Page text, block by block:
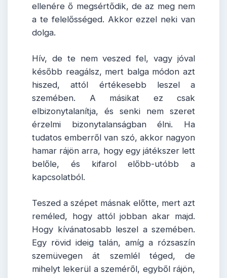
ellenére ő megsértődik, de az meg nem
a te felelősséged. Akkor ezzel neki van
dolga.
Hív, de te nem veszed fel, vagy jóval
később reagálsz, mert balga módon azt
hiszed, attól értékesebb leszel a
szemében. A másikat ez csak
elbizonytalanítja, és senki nem szeret
érzelmi bizonytalanságban élni. Ha
tudatos emberről van szó, akkor nagyon
hamar rájön arra, hogy egy játékszer lett
belőle, és kifarol előbb-utóbb a
kapcsolatból.
Teszed a szépet másnak előtte, mert azt
reméled, hogy attól jobban akar majd.
Hogy kívánatosabb leszel a szemében.
Egy rövid ideig talán, amíg a rózsaszín
szemüvegen át szemlél téged, de
mihelyt lekerül a szeméről, egyből rájön,